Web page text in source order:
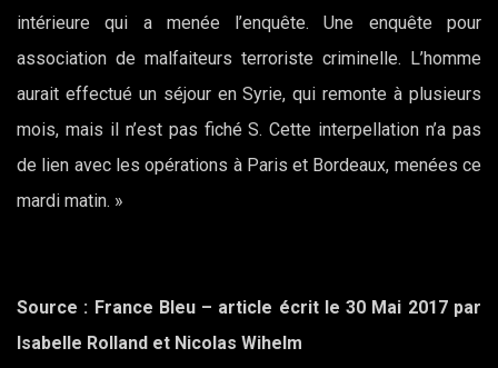
intérieure qui a menée l’enquête. Une enquête pour
association de malfaiteurs terroriste criminelle. L’homme
aurait effectué un séjour en Syrie, qui remonte à plusieurs
mois, mais il n’est pas fiché S. Cette interpellation n’a pas
de lien avec les opérations à Paris et Bordeaux, menées ce
mardi matin. »
Source : France Bleu – article écrit le 30 Mai 2017 par
Isabelle Rolland et Nicolas Wihelm